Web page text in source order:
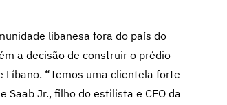
libanesa fora do país do
a decisão de construir o prédio
Líbano. “Temos uma clientela forte
Saab Jr., filho do estilista e CEO da